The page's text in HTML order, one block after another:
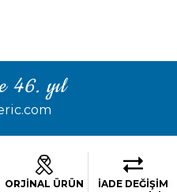
46. yıl
ORJİNAL ÜRÜN
İADE DEĞİŞİM